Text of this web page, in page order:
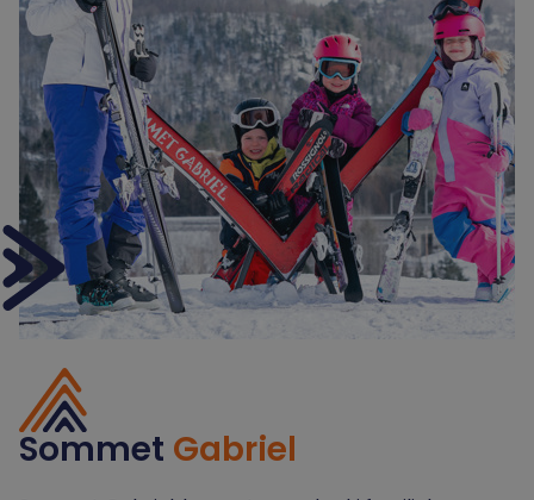
Sommet Gabriel